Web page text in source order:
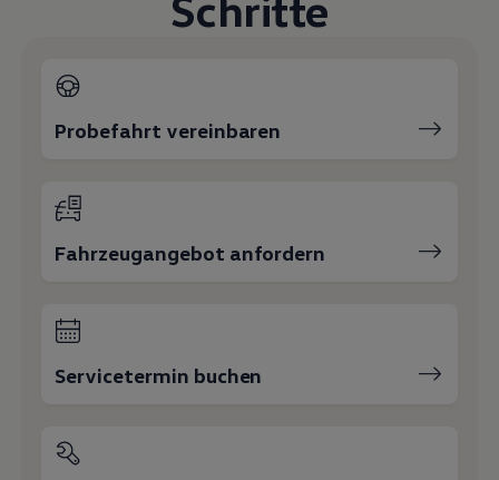
Volkswagen R
Pannen- und Unfallhilfe
Probefahrt vereinbaren
Fahrzeugangebot anfordern
Servicetermin buchen